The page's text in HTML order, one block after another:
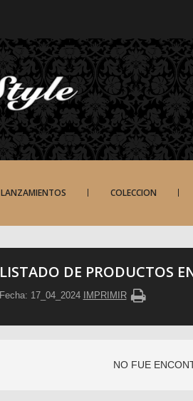
LANZAMIENTOS COLECCION
LISTADO DE PRODUCTOS
Fecha: 17_04_2024 IMPRIMIR
NO FUE